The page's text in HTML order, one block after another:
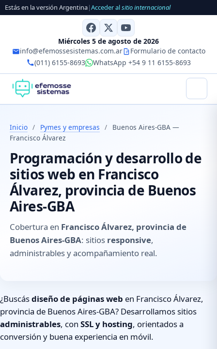
Estás en la versión Argentina|Acceder alsitio internacional
Miércoles 5 de agosto de 2026
info@efemossesistemas.com.ar
Formulario de contacto
(011) 6155-8693
WhatsApp +54 9 11 6155-8693
Inicio / Pymes y empresas /
Buenos Aires-GBA —
Francisco Álvarez
Programación y desarrollo de
sitios web en Francisco
Álvarez, provincia de Buenos
Aires-GBA
Cobertura en Francisco Álvarez, provincia de
Buenos Aires-GBA: sitios responsive,
administrables y acompañamiento real.
¿Buscásdiseño de páginas web en Francisco Álvarez,
provincia de Buenos Aires-GBA? Desarrollamos sitios
administrables, con SSL y hosting, orientados a
conversión y buena experiencia en móvil.